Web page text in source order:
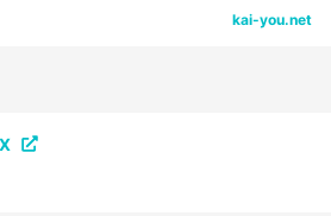
kai-you.net